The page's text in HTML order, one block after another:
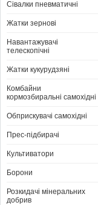
Сівалки пневматичні
Жатки зернові
Навантажувачі
телескопічні
Жатки кукурудзяні
Комбайни
кормозбиральні самохідні
Обприскувачі самохідні
Прес-підбирачі
Культиватори
Борони
Розкидачі мінеральних
добрив